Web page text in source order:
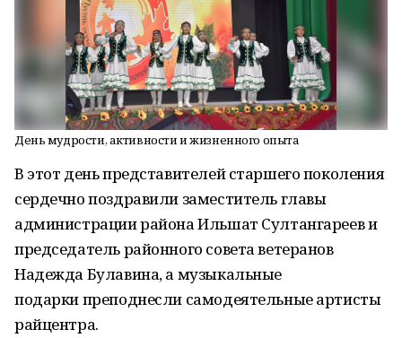
День мудрости, активности и жизненного опыта
В этот день представителей старшего поколения
сердечно поздравили заместитель главы
администрации района Ильшат Султангареев и
председатель районного совета ветеранов
Надежда Булавина, а музыкальные
подарки преподнесли самодеятельные артисты
райцентра.